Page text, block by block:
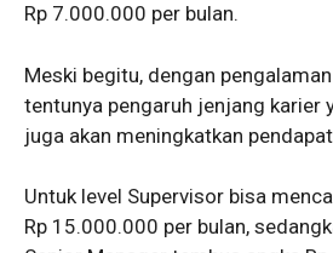
Rp 7.000.000 per bulan.
Meski begitu, dengan
tentunya pengaruh jenjang karier
juga akan meningkatkan
Untuk level Supervisor bisa
Rp 15.000.000 per bulan,